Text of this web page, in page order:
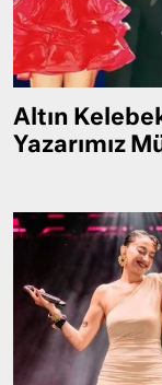
Altın
Yazarımız